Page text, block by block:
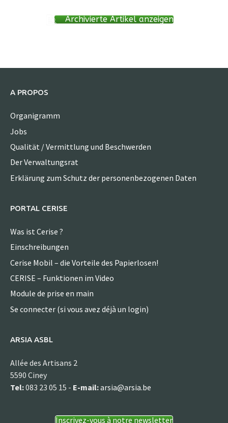
Archivierte Artikel anzeigen
A PROPOS
Organigramm
Jobs
Qualität / Vermittlung und Beschwerden
Der Verwaltungsrat
Erklärung zum Schutz der personenbezogenen Daten
PORTAL CERISE
Was ist Cerise ?
Einschreibungen
Cerise Mobil – die Vorteile des Papierlosen!
CERISE – Funktionen im Video
Module de prise en main
Se connecter (si vous avez déjà un login)
ARSIA ASBL
Allée des Artisans 2
5590 Ciney
Tel:083 23 05 15 - E-mail:arsia@arsia.be
Inscrivez-vous à notre newsletter